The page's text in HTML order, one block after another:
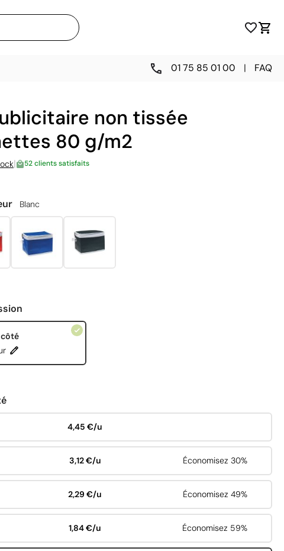
01 75 85 01 00 | FAQ
non tissée
80 g/m2
| 52 clients satisfaits
Blanc
4,45 €/u
3,12 €/u Économisez 30%
2,29 €/u Économisez 49%
1,84 €/u Économisez 59%